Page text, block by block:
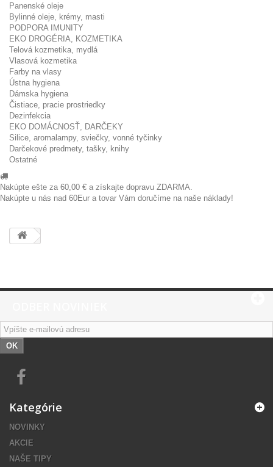
Panenské oleje
Bylinné oleje, krémy, masti
PODPORA IMUNITY
EKO DROGÉRIA, KOZMETIKA
Telová kozmetika, mydlá
Vlasová kozmetika
Farby na vlasy
Ústna hygiena
Dámska hygiena
Čistiace, pracie prostriedky
Dezinfekcia
EKO DOMÁCNOSŤ, DARČEKY
Silice, aromalampy, sviečky, vonné tyčinky
Darčekové predmety, tašky, knihy
Ostatné
Nakúpte ešte za 60,00 € a získajte dopravu ZDARMA.
Nakúpte u nás nad 60Eur a tovar Vám doručíme na naše náklady!
OK
Kategórie
NOVINKY
AKCIE
NAŠE TIPY